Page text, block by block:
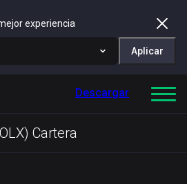
experiencia
Aplicar
Descargar
Cartera